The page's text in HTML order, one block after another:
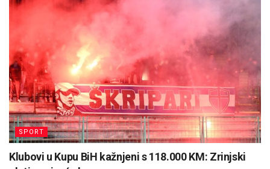
SPORT
Klubovi u Kupu BiH kažnjeni s 118.000 KM: Zrinjski